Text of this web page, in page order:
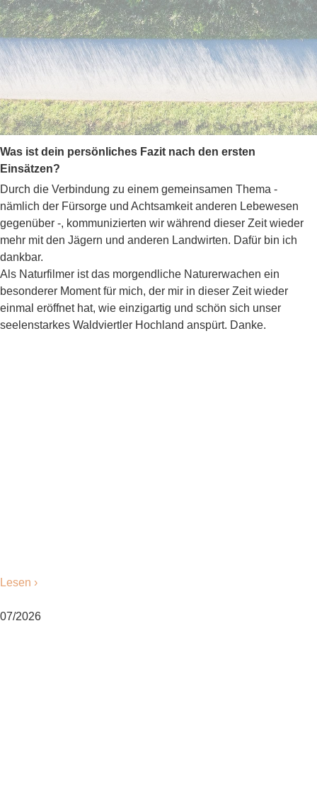
Was ist dein persönliches Fazit nach den ersten
Einsätzen?
Durch die Verbindung zu einem gemeinsamen Thema -
nämlich der Fürsorge und Achtsamkeit anderen Lebewesen
gegenüber -, kommunizierten wir während dieser Zeit wieder
mehr mit den Jägern und anderen Landwirten. Dafür bin ich
dankbar.
Als Naturfilmer ist das morgendliche Naturerwachen ein
besonderer Moment für mich, der mir in dieser Zeit wieder
einmal eröffnet hat, wie einzigartig und schön sich unser
seelenstarkes Waldviertler Hochland anspürt. Danke.
Lesen ›
07/2026